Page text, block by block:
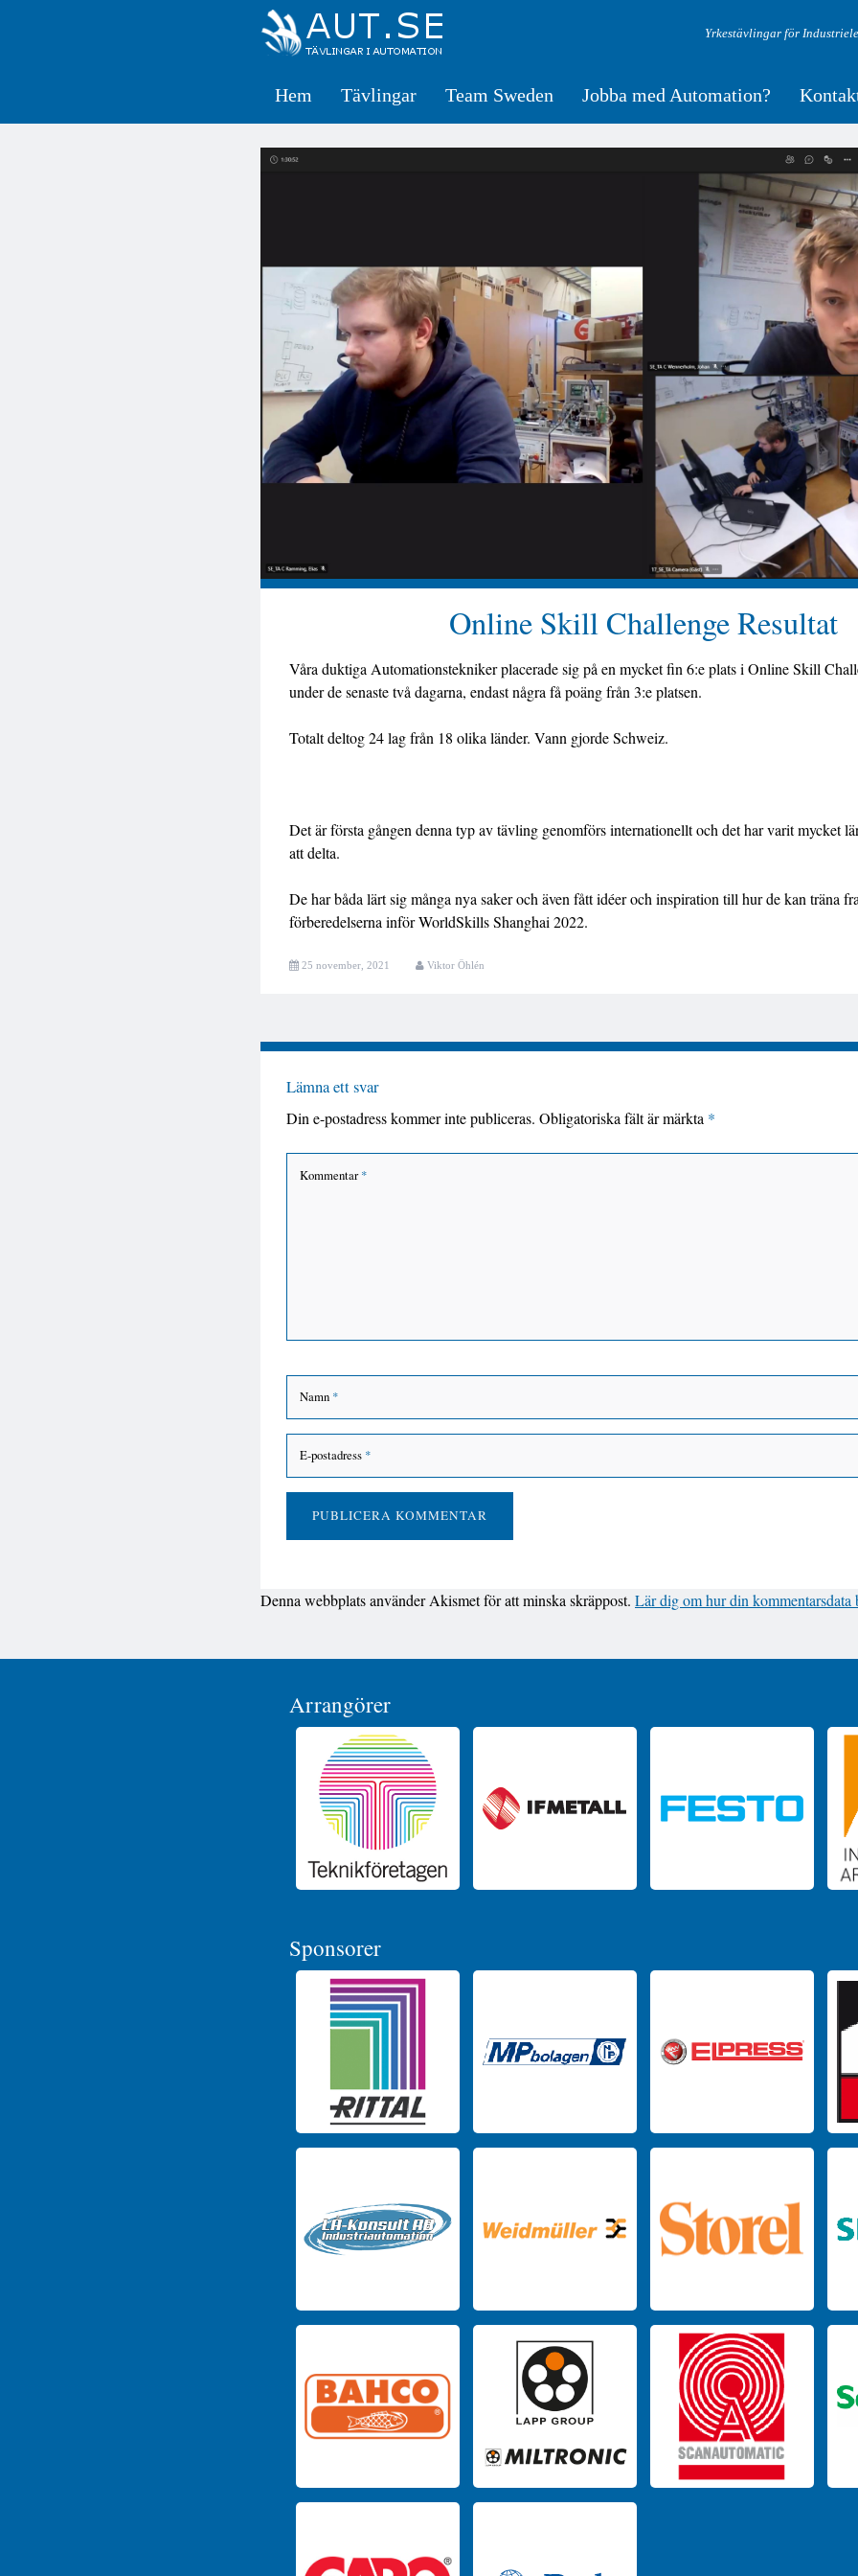
Yrkestävlingar för
Hem Tävlingar Team Sweden Jobba med Automation?
Online Skill Challenge Resultat
Våra duktiga Automationstekniker placerade sig på en mycket fin 6:e plats i Online Skill
under de senaste två dagarna, endast några få poäng från 3:e platsen.
Totalt deltog 24 lag från 18 olika länder. Vann gjorde Schweiz.
Det är första gången denna typ av tävling genomförs internationellt och det har varit mycket
att delta.
De har båda lärt sig många nya saker och även fått idéer och inspiration till hur de kan träna
förberedelserna inför WorldSkills Shanghai 2022.
25 november, 2021 Viktor Öhlén
Lämna ett svar
Din e-postadress kommer inte publiceras. Obligatoriska fält är märkta *
Kommentar*
Namn *
E-postadress *
Denna webbplats använder Akismet för att minska skräppost. Lär dig om hur din kommentarsdata
Arrangörer
Sponsorer